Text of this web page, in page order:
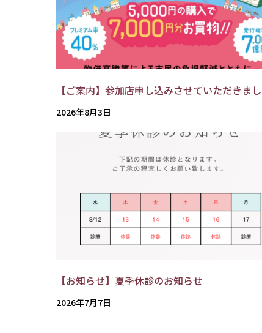
【ご案内】参加店申し込みさせていただきまし
2026年8月3日
【お知らせ】夏季休診のお知らせ
2026年7月7日